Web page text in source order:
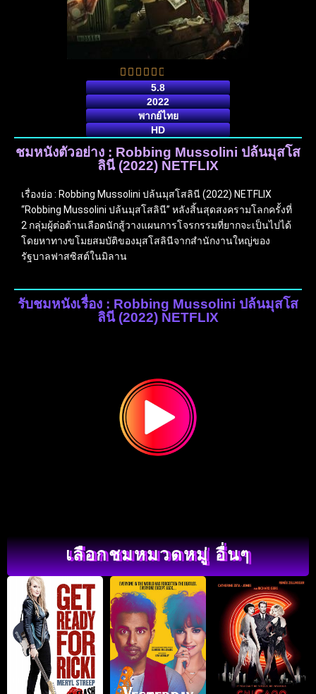
5.8
2022
พากย์ไทย
HD
ชมหนังตัวอย่าง : Robbing Mussolini ปล้นมุสโส
ลินี (2022) NETFLIX
เรื่องย่อ : Robbing Mussolini ปล้นมุสโสลินี (2022) NETFLIX
“Robbing Mussolini ปล้นมุสโสลินี” หลังสิ้นสุดสงครามโลกครั้งที่
2 กลุ่มผู้ต่อต้านเลือดนักสู้วางแผนการโจรกรรมที่ยากจะเป็นไปได้
โดยหาทางขโมยสมบัติของมุสโสลินีจากสำนักงานใหญ่ของ
รัฐบาลฟาสซิสต์ในมิลาน
รับชมหนังเรื่อง : Robbing Mussolini ปล้นมุสโส
ลินี (2022) NETFLIX
เลือกชมหมวดหมู่ อื่นๆ